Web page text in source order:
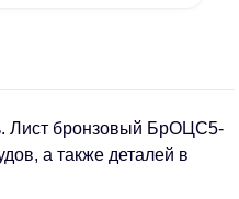
Лист бронзовый БрОЦС5-
а также деталей в